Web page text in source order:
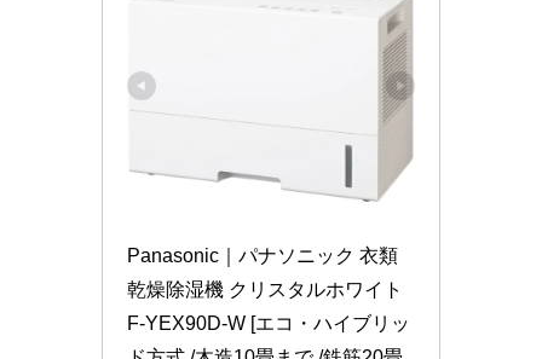
Panasonic｜パナソニック 衣類
乾燥除湿機 クリスタルホワイト
F-YEX90D-W [エコ・ハイブリッ